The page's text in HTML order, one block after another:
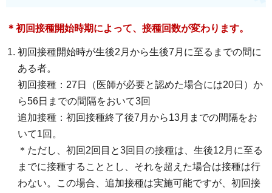
＊初回接種開始時期によって、接種回数が変わります。
初回接種開始時が生後2月から生後7月に至るまでの間に
ある者。
初回接種：27日（医師が必要と認めた場合には20日）か
ら56日までの間隔をおいて3回
追加接種：初回接種終了後7月から13月までの間隔をお
いて1回。
＊ただし、初回2回目と3回目の接種は、生後12月に至る
までに接種することとし、それを超えた場合は接種は行
わない。この場合、追加接種は実施可能ですが、初回接